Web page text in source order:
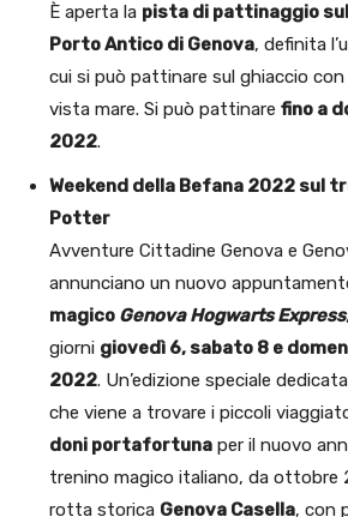
È aperta la pista di pattinaggio
Porto Antico di Genova, definita
cui si può pattinare sul ghiaccio
vista mare. Si può pattinare fino a
2022.
Weekend della Befana 2022 sul
Potter
Avventure Cittadine Genova e
annunciano un nuovo
magico Genova Hogwarts Express
giorni giovedì 6, sabato 8 e
2022. Un’edizione speciale
che viene a trovare i piccoli
doni portafortuna per il nuovo
trenino magico italiano, da ottobre
rotta storica Genova Casella, con